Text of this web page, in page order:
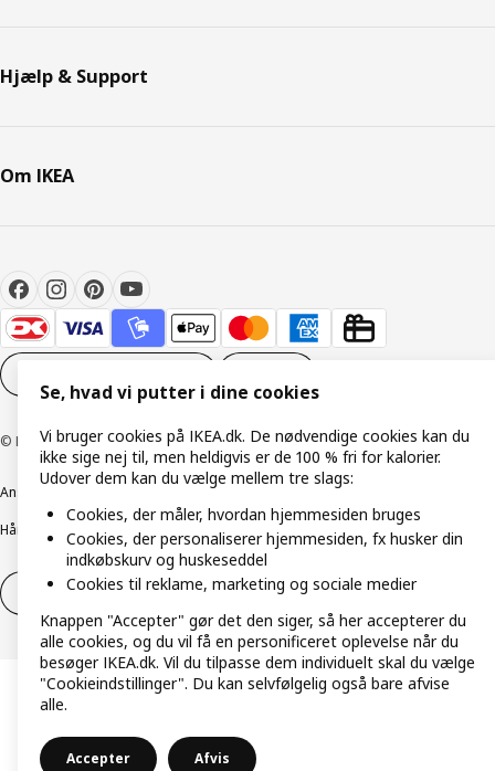
Hjælp & Support
Om IKEA
© Inter IKEA Systems B.V. 1999-2026
Ansvarlig rapportering Cookiepolitik
Digital tilgængelighed
Håndtering af persondata
Salgs- og leveringsbetingelser
Fortryd dit køb Fortryd dit køb af service
Se, hvad vi putter i dine cookies
Vi bruger cookies på IKEA.dk. De nødvendige cookies kan du
ikke sige nej til, men heldigvis er de 100 % fri for kalorier.
Udover dem kan du vælge mellem tre slags:
Cookies, der måler, hvordan hjemmesiden bruges
Cookies, der personaliserer hjemmesiden, fx husker din
indkøbskurv og huskeseddel
Cookies til reklame, marketing og sociale medier
Knappen "Accepter" gør det den siger, så her accepterer du
alle cookies, og du vil få en personificeret oplevelse når du
besøger IKEA.dk. Vil du tilpasse dem individuelt skal du vælge
"Cookieindstillinger". Du kan selvfølgelig også bare afvise
alle.
Accepter Afvis